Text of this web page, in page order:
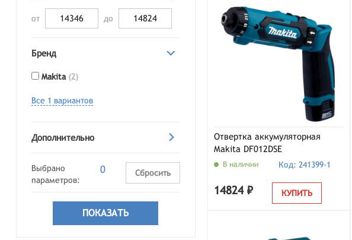
от до
Бренд
Makita (2)
Все 1 вариантов
Дополнительно
Выбрано
параметров:
0 Сбросить
Отвертка аккумуляторная
Makita DF012DSE
В наличии Код: 241399-1
14824 ₽ КУПИТЬ